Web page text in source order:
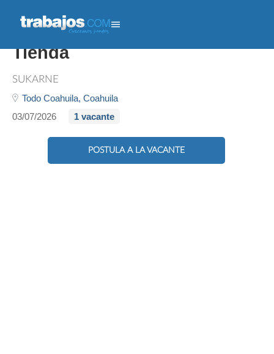
Vendedor Piso - Ayudante
Tienda
SUKARNE
Todo Coahuila, Coahuila
03/07/2026
1 vacante
POSTULA A LA VACANTE